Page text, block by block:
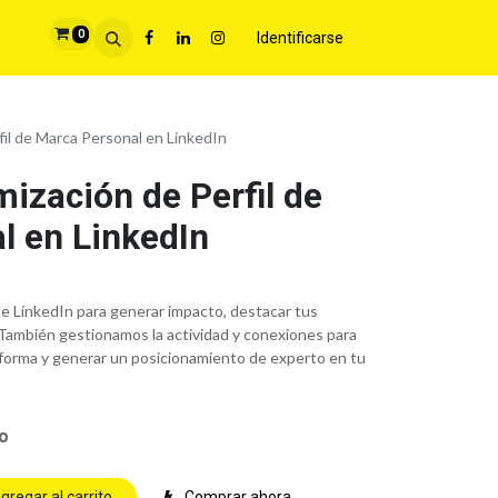
0 Identificarse
de Marca Personal en LinkedIn
de Perfil de
en LinkedIn
LinkedIn para generar impacto, destacar tus
gestionamos la actividad y conexiones para
y generar un posicionamiento de experto en tu